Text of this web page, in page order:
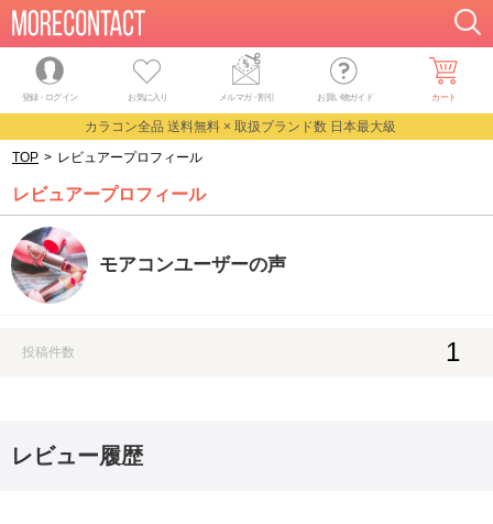
登録・ログイン お気に入り メルマガ・割引 お買い物ガイド カート
カラコン全品 送料無料 × 取扱ブランド数 日本最大級
TOP > レビュアープロフィール
レビュアープロフィール
モアコンユーザーの声
投稿件数 1
レビュー履歴